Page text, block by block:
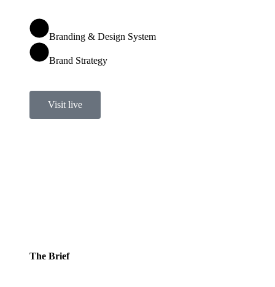
Branding & Design System
Brand Strategy
Visit live
The Brief